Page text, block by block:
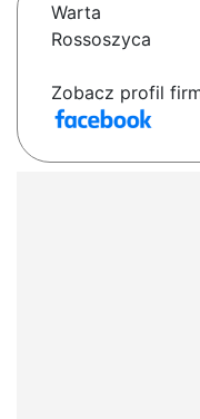
Warta
Rossoszyca
Zobacz profil